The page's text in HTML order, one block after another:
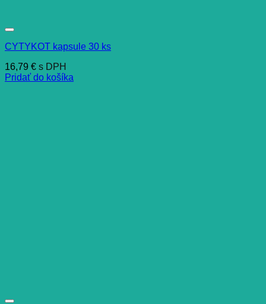
CYTYKOT kapsule 30 ks
16,79 € s DPH
Pridať do košíka